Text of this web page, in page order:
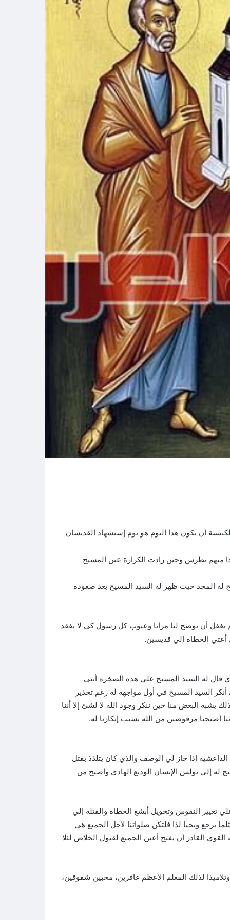
أن يكون هذا اليوم هو يوم إستشهاد القديسان
منهم بطرس وحين زادت الكرازة عين المسيح
المجد حيث ظهر له السيد المسيح بعد صعوده
يغفل أن يوضح لنا مزايا وعيوب كل رسول كي لا نفقد
أعتي الخطاه إلي قديسين.
قال له السيد المسيح علي هذه الصخره أبني
السيد المسيح في أول مواجهه له رغم تحذير
يشبه البعض منا حين ننكر وجود الله لا لشئ إلا أننا
أصبحنا مرفوضين من الله بسبب إنكارنا له.
إذا جاز لي الوصف والذي كان يتلذذ بقتل
له إلي بولس الإنسان الوديع الهادي واصبح من
تغيير النفوس وتحويل أبشع الخطاه والقتله إلي
يرجع ويحيا لذا فلتكن صلواتنا لأجل الجميع هي
القادر أن يفتح أعين الجميع لقبول الخلاص لئلا
لذلك المعلم الأعظم غافرين، محبين شفوقين،